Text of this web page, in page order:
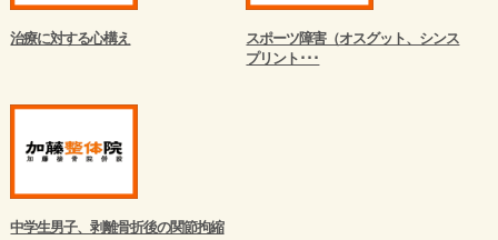
治療に対する心構え
スポーツ障害（オスグット、シンス
プリント･･･
中学生男子、剥離骨折後の関節拘縮